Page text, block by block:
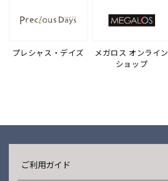
プレシャス・デイズ
メガロス オンライン
ショップ
ご利用ガイド